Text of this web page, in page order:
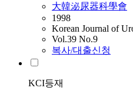
大韓泌尿器科學會
1998
Korean Journal of
Vol.39 No.9
복사/대출신청
KCI등재